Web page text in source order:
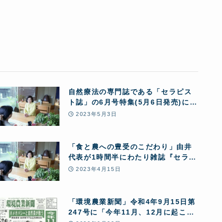
自然療法の専門誌である「セラピス
ト誌」の6月号特集(5月6日発売)に掲
載されました
2023年5月3日
「食と農への豊受のこだわり」由井
代表が1時間半にわたり雑誌『セラピ
スト』の取材を受けました
2023年4月15日
「環境農業新聞」令和4年9月15日第
247号に「今年11月、12月に起こり